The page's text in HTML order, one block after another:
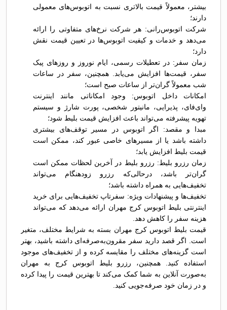
بیشتر، معمولاً قیمت بالاتری نسبت به اتوبوس‌های معمولی
دارند؛
شرکت اتوبوس‌رانی: هر شرکت نرخ‌های متفاوتی را ارائه
می‌دهد و خدمات و کیفیت اتوبوس‌ها در تعیین قیمت نقش
دارد؛
زمان سفر: در تعطیلات رسمی، ایام نوروز و روزهای پیک
سفر، قیمت‌ها افزایش می‌یابد. همچنین، سفر در ساعات
شب معمولاً گران‌تر از ساعات صبح است؛
امکانات داخل اتوبوس: وجود امکاناتی مانند اینترنت
وای‌فای، پذیرایی، مانیتور شخصی، پورت شارژ و سیستم
تهویه پیشرفته می‌تواند باعث افزایش قیمت بلیط شود؛
مبدا و مقصد: اگر اتوبوس در مسیر توقف‌های بیشتری
داشته باشد یا از مسیرهای خاصی عبور کند، ممکن است
قیمت بلیط افزایش یابد؛
زمان رزرو بلیط: رزرو بلیط در آخرین لحظات ممکن است
گران‌تر باشد، درحالی‌که رزرو زودهنگام می‌تواند
تخفیف‌هایی به همراه داشته باشد؛
تخفیف‌ها و پیشنهادات ویژه: سفرتاپ تخفیف‌هایی برای خرید
اینترنتی بلیط اتوبوس کرج مهران ارائه می‌دهد که می‌تواند
هزینه سفر را کاهش دهد.
قیمت بلیط اتوبوس کرج مهران بسته به شرایط مختلف، متغیر
است. اگر قصد دارید سفر مقرون‌به‌صرفه‌ای داشته باشید، بهتر
است گزینه‌های مختلف را مقایسه کرده و از تخفیف‌های موجود
استفاده کنید. همچنین، رزرو بلیط اتوبوس کرج به مهران
به‌صورت آنلاین به شما کمک می‌کند تا بهترین قیمت را پیدا کرده
و در زمان خود صرفه‌جویی کنید.